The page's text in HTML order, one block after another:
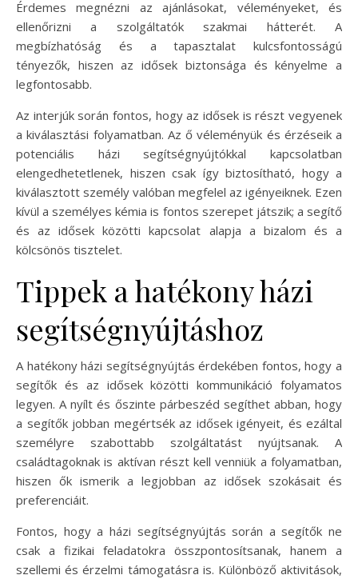
Érdemes megnézni az ajánlásokat, véleményeket, és
ellenőrizni a szolgáltatók szakmai hátterét. A
megbízhatóság és a tapasztalat kulcsfontosságú
tényezők, hiszen az idősek biztonsága és kényelme a
legfontosabb.
Az interjúk során fontos, hogy az idősek is részt vegyenek
a kiválasztási folyamatban. Az ő véleményük és érzéseik a
potenciális házi segítségnyújtókkal kapcsolatban
elengedhetetlenek, hiszen csak így biztosítható, hogy a
kiválasztott személy valóban megfelel az igényeiknek. Ezen
kívül a személyes kémia is fontos szerepet játszik; a segítő
és az idősek közötti kapcsolat alapja a bizalom és a
kölcsönös tisztelet.
Tippek a hatékony házi
segítségnyújtáshoz
A hatékony házi segítségnyújtás érdekében fontos, hogy a
segítők és az idősek közötti kommunikáció folyamatos
legyen. A nyílt és őszinte párbeszéd segíthet abban, hogy
a segítők jobban megértsék az idősek igényeit, és ezáltal
személyre szabottabb szolgáltatást nyújtsanak. A
családtagoknak is aktívan részt kell venniük a folyamatban,
hiszen ők ismerik a legjobban az idősek szokásait és
preferenciáit.
Fontos, hogy a házi segítségnyújtás során a segítők ne
csak a fizikai feladatokra összpontosítsanak, hanem a
szellemi és érzelmi támogatásra is. Különböző aktivitások,